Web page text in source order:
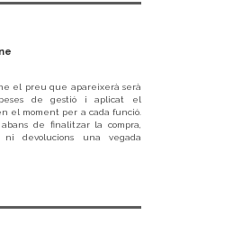
el preu que apareixerà serà
de gestió i aplicat el
el moment per a cada funció.
de finalitzar la compra,
devolucions una vegada